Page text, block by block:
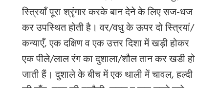
स्त्रियाँ पूरा श्रृंगार करके बान देने के लिए सज-धज
कर उपस्थित होती है। वर/वधु के ऊपर दो स्त्रियां/
कन्याएँ, एक दक्षिण व एक उत्तर दिशा में खड़ी होकर
एक पीले/लाल रंग का दुशाला/शौल तान कर खडी हो
जाती हैं। दुशाले के बीच में एक थाली में चावल, हल्दी